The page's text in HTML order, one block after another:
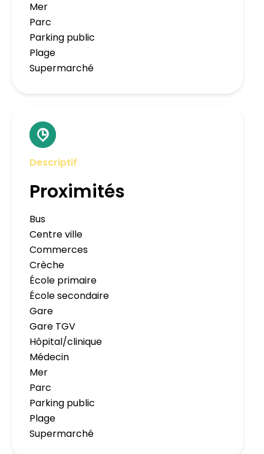
Mer
Parc
Parking public
Plage
Supermarché
Descriptif
Proximités
Bus
Centre ville
Commerces
Crèche
École primaire
École secondaire
Gare
Gare TGV
Hôpital/clinique
Médecin
Mer
Parc
Parking public
Plage
Supermarché